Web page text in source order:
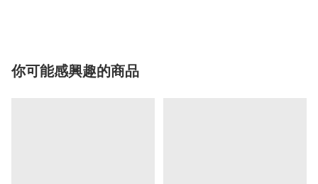
你可能感興趣的商品